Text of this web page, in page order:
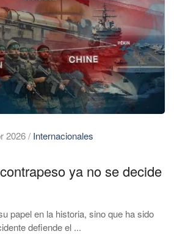
2026/ Internacionales
ya no se decide
papel en la historia, sino que ha sido
defiende el ...